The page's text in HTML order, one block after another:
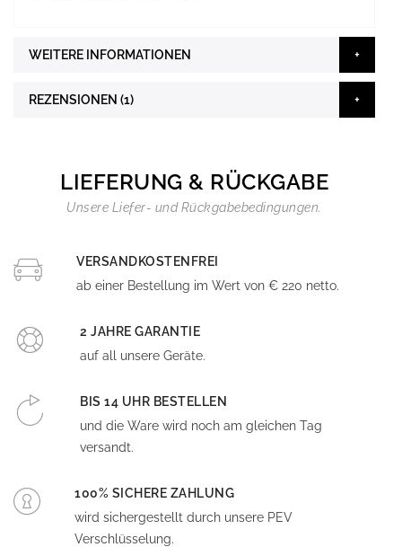
WEITERE INFORMATIONEN
REZENSIONEN 1
LIEFERUNG & RÜCKGABE
Unsere Liefer- und Rückgabebedingungen.
VERSANDKOSTENFREI
ab einer Bestellung im Wert von € 220 netto.
2 JAHRE GARANTIE
auf all unsere Geräte.
BIS 14 UHR BESTELLEN
und die Ware wird noch am gleichen Tag
versandt.
100% SICHERE ZAHLUNG
wird sichergestellt durch unsere PEV
Verschlüsselung.